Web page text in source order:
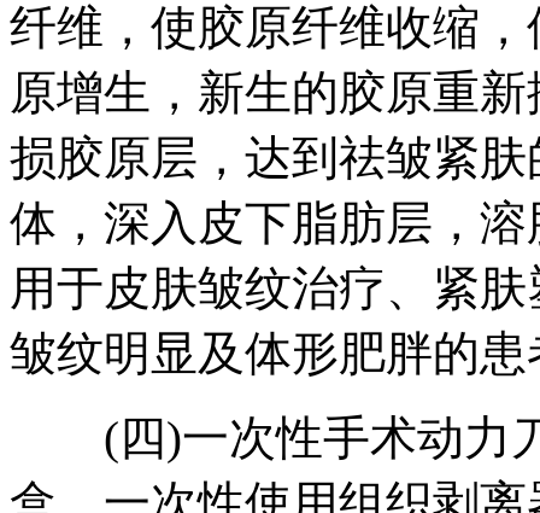
纤维，使胶原纤维收缩
原增生，新生的胶原重
损胶原层，达到祛皱紧
体，深入皮下脂肪层，
用于皮肤皱纹治疗、紧
皱纹明显及体形肥胖的
(四)一次性手术动力